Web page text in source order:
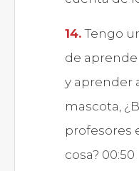
Tengo
de
y aprender
mascota,
profesores
cosa? 00:50